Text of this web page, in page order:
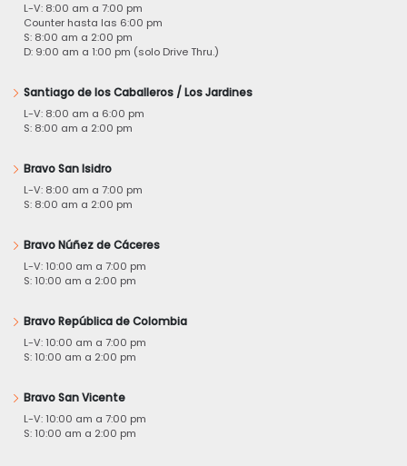
L-V: 8:00 am a 7:00 pm
Counter hasta las 6:00 pm
S: 8:00 am a 2:00 pm
D: 9:00 am a 1:00 pm (solo Drive Thru.)
Santiago de los Caballeros / Los Jardines
L-V: 8:00 am a 6:00 pm
S: 8:00 am a 2:00 pm
Bravo San Isidro
L-V: 8:00 am a 7:00 pm
S: 8:00 am a 2:00 pm
Bravo Núñez de Cáceres
L-V: 10:00 am a 7:00 pm
S: 10:00 am a 2:00 pm
Bravo República de Colombia
L-V: 10:00 am a 7:00 pm
S: 10:00 am a 2:00 pm
Bravo San Vicente
L-V: 10:00 am a 7:00 pm
S: 10:00 am a 2:00 pm